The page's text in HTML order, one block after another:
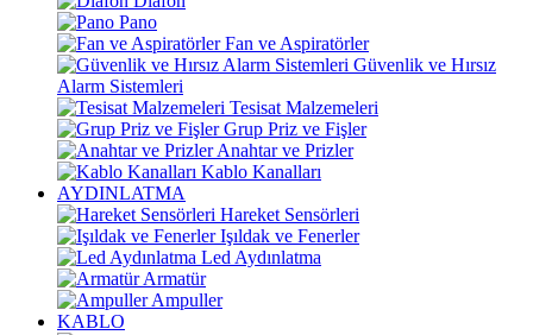
Pano
Fan ve Aspiratörler
Güvenlik ve Hırsız
Alarm Sistemleri
Tesisat Malzemeleri
Grup Priz ve Fişler
Anahtar ve Prizler
Kablo Kanalları
AYDINLATMA
Hareket Sensörleri
Işıldak ve Fenerler
Led Aydınlatma
Armatür
Ampuller
KABLO